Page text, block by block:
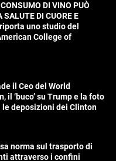
DI VINO PUÒ
SALUTE DI CUORE E
uno studio del
College of
il Ceo del World
il ‘buco’ su Trump e la foto
le deposizioni dei Clinton
norma sul trasporto di
attraverso i confini